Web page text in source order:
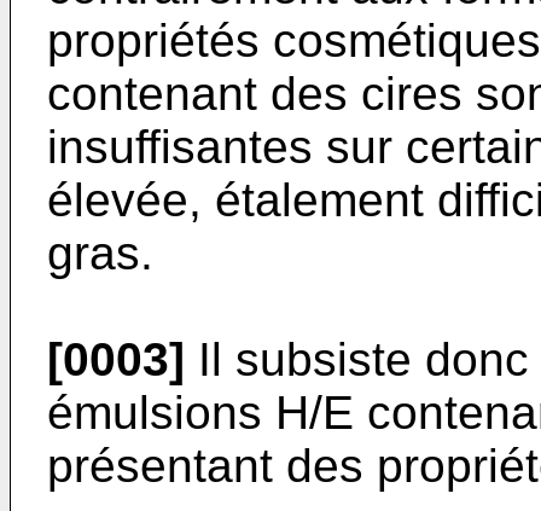
propriétés
contenant des cires
insuffisantes sur
élevée, étalement
gras.
[0003] Il subsiste
émulsions H/E
présentant des